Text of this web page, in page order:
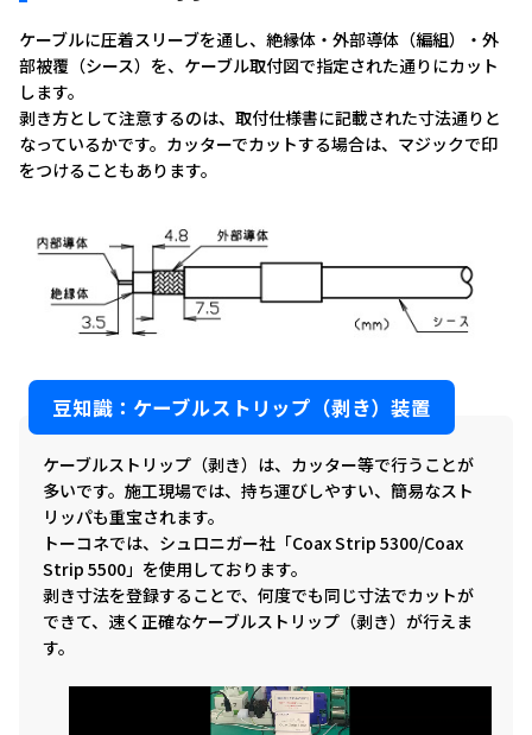
ケーブルに圧着スリーブを通し、絶縁体・外部導体（編組）・外
部被覆（シース）を、ケーブル取付図で指定された通りにカット
します。
剥き方として注意するのは、取付仕様書に記載された寸法通りと
なっているかです。カッターでカットする場合は、マジックで印
をつけることもあります。
豆知識：ケーブルストリップ（剥き）装置
ケーブルストリップ（剥き）は、カッター等で行うことが
多いです。施工現場では、持ち運びしやすい、簡易なスト
リッパも重宝されます。
トーコネでは、シュロニガー社「Coax Strip 5300/Coax
Strip 5500」を使用しております。
剥き寸法を登録することで、何度でも同じ寸法でカットが
できて、速く正確なケーブルストリップ（剥き）が行えま
す。